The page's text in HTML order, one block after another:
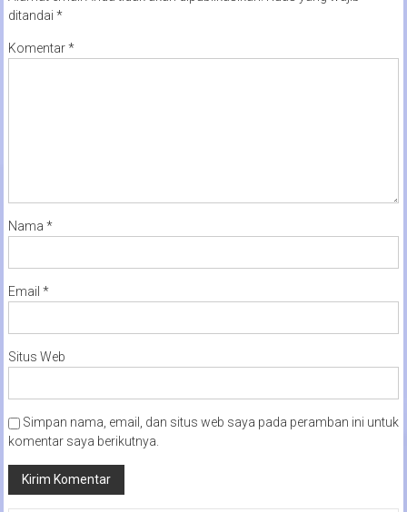
ditandai *
Komentar*
Nama *
Email *
Situs Web
Simpan nama, email, dan situs web saya pada peramban ini untuk
komentar saya berikutnya.